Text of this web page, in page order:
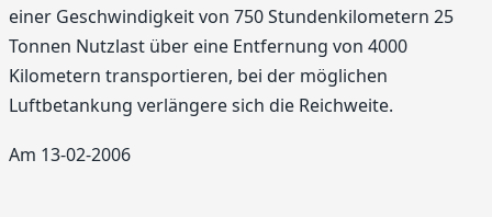
einer Geschwindigkeit von 750 Stundenkilometern 25
Tonnen Nutzlast über eine Entfernung von 4000
Kilometern transportieren, bei der möglichen
Luftbetankung verlängere sich die Reichweite.
Am 13-02-2006